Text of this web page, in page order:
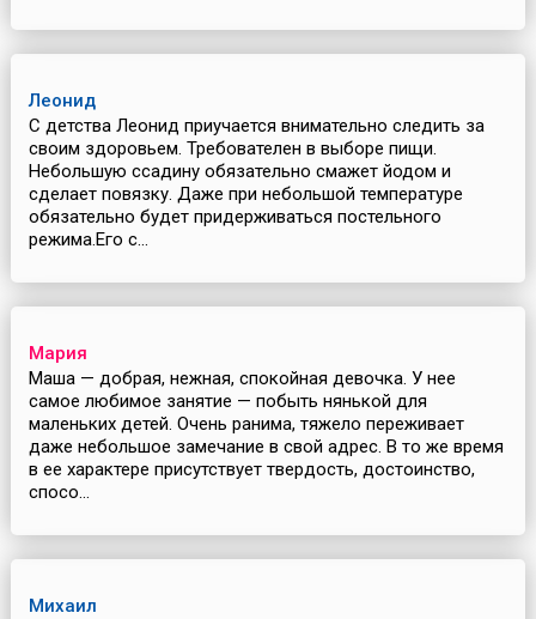
Леонид
С детства Леонид приучается внимательно следить за
своим здоровьем. Требователен в выборе пищи.
Небольшую ссадину обязательно смажет йодом и
сделает повязку. Даже при небольшой температуре
обязательно будет придерживаться постельного
режима.Его с...
Мария
Маша — добрая, нежная, спокойная девочка. У нее
самое любимое занятие — побыть нянькой для
маленьких детей. Очень ранима, тяжело переживает
даже небольшое замечание в свой адрес. В то же время
в ее характере присутствует твердость, достоинство,
спосо...
Михаил